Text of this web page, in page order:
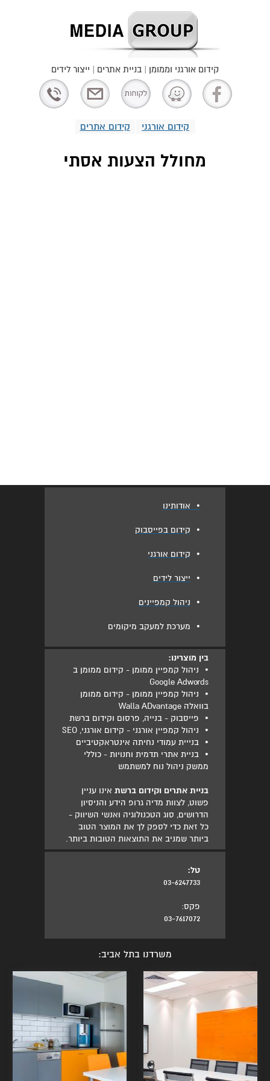
קידום אורגני קידום אתרים
קידום אורגני וממומן | בניית אתרים | ייצור לידים
מחולל הצעות אסתי
בין מוצרינו:
•
ניהול קמפיין ממומן - קידום ממומן ב
Google Adwords
•
ניהול קמפיין ממומן - קידום ממומן
בוואלה Walla ADvantage
• פייסבוק - בנייה, פרסום וקידום ברשת
• ניהול קמפיין אורגני - קידום אורגני, SEO
• בנייית עמודי נחיתה אינטראקטיביים
•
בניית אתרי תדמית וחנויות - כוללי
ממשק ניהול נוח למשתמש
בניית אתרים וקידום ברשתאינו עניין
פשוט, לצוות מדיה גרופ הידע והניסיון
הדרושים, סוג הטכנולוגיה ואנשי השיווק -
כל זאת כדי לספק לך את המוצר הטוב
ביותר שמניב את התוצאות הטובות ביותר.
• אודותינו
• קידום בפייסבוק
• קידום אורגני
• ייצור לידים
• ניהול קמפיינים
• מערכת למעקב מיקומים
טל:
03-6247733
פקס:
03-7617072
משרדנו בתל אביב: